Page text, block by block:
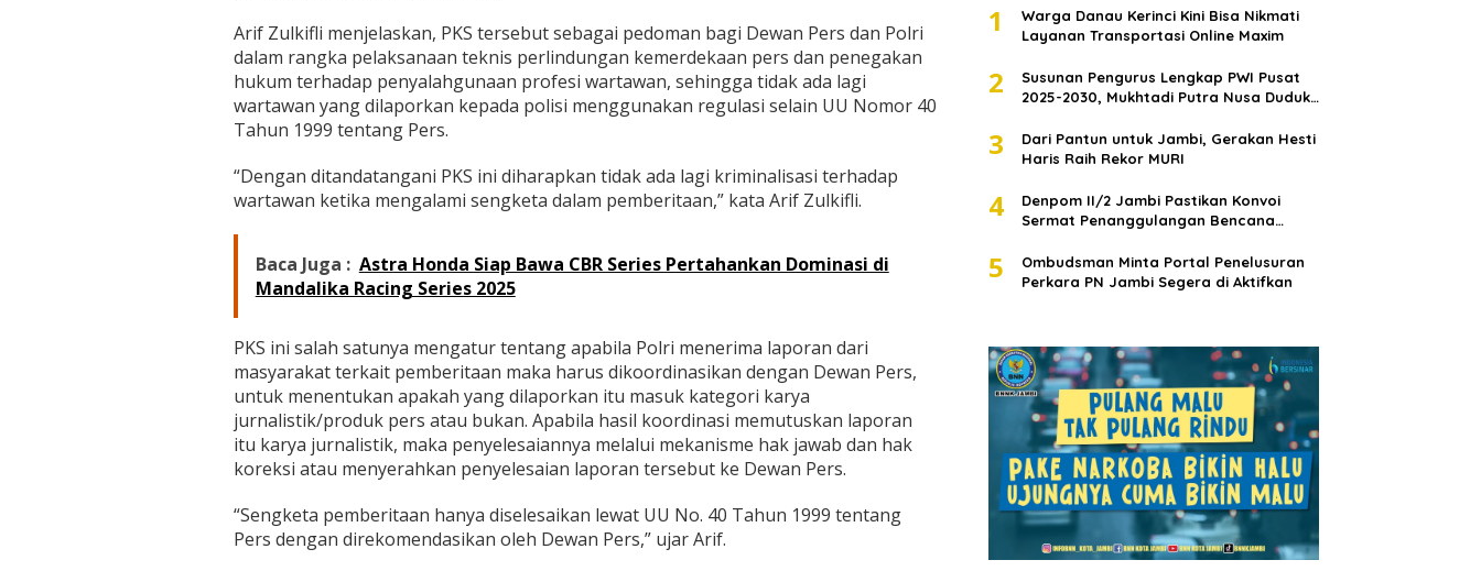
Arif Zulkifli menjelaskan, PKS tersebut sebagai pedoman bagi Dewan Pers dan Polri
dalam rangka pelaksanaan teknis perlindungan kemerdekaan pers dan penegakan
hukum terhadap penyalahgunaan profesi wartawan, sehingga tidak ada lagi
wartawan yang dilaporkan kepada polisi menggunakan regulasi selain UU Nomor 40
Tahun 1999 tentang Pers.
“Dengan ditandatangani PKS ini diharapkan tidak ada lagi kriminalisasi terhadap
wartawan ketika mengalami sengketa dalam pemberitaan,” kata Arif Zulkifli.
Baca Juga : Astra Honda Siap Bawa CBR Series Pertahankan Dominasi di
Mandalika Racing Series 2025
PKS ini salah satunya mengatur tentang apabila Polri menerima laporan dari
masyarakat terkait pemberitaan maka harus dikoordinasikan dengan Dewan Pers,
untuk menentukan apakah yang dilaporkan itu masuk kategori karya
jurnalistik/produk pers atau bukan. Apabila hasil koordinasi memutuskan laporan
itu karya jurnalistik, maka penyelesaiannya melalui mekanisme hak jawab dan hak
koreksi atau menyerahkan penyelesaian laporan tersebut ke Dewan Pers.
“Sengketa pemberitaan hanya diselesaikan lewat UU No. 40 Tahun 1999 tentang
Pers dengan direkomendasikan oleh Dewan Pers,” ujar Arif.
1
Warga Danau Kerinci Kini Bisa Nikmati
Layanan Transportasi Online Maxim
2
Susunan Pengurus Lengkap PWI Pusat
2025-2030, Mukhtadi Putra Nusa Duduki
3
Dari Pantun untuk Jambi, Gerakan Hesti
Haris Raih Rekor MURI
4
Denpom II/2 Jambi Pastikan Konvoi
Sermat Penanggulangan Bencana
5
Ombudsman Minta Portal Penelusuran
Perkara PN Jambi Segera di Aktifkan